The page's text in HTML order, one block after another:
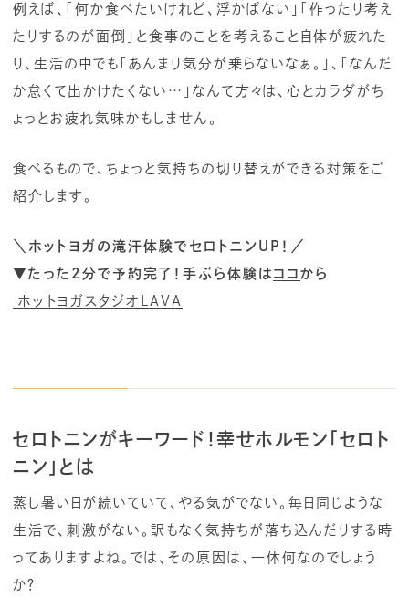
例えば、「何か食べたいけれど、浮かばない」「作ったり考え
たりするのが面倒」と食事のことを考えること自体が疲れた
り、生活の中でも「あんまり気分が乗らないなぁ。」、「なんだ
か怠くて出かけたくない…」なんて方々は、心とカラダがち
ょっとお疲れ気味かもしません。
食べるもので、ちょっと気持ちの切り替えができる対策をご
紹介します。
＼ホットヨガの滝汗体験でセロトニンUP！／
▼たった2分で予約完了！手ぶら体験は ココ から
ホットヨガスタジオLAVA
セロトニンがキーワード！ 幸せホルモン「セロト
ニン」とは
蒸し暑い日が続いていて、やる気がでない。毎日同じような
生活で、刺激がない。訳もなく気持ちが落ち込んだりする時
ってありますよね。では、その原因は、一体何なのでしょう
か？